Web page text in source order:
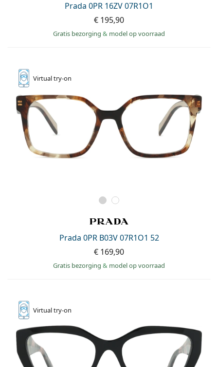
Prada 0PR 16ZV 07R1O1
€ 195,90
Gratis bezorging & model op voorraad
Virtualtry-on
Prada 0PR B03V 07R1O1 52
€ 169,90
Gratis bezorging & model op voorraad
Virtualtry-on